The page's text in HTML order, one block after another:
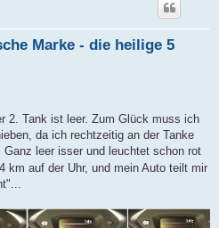
Marke - die heilige 5
2. Tank ist leer. Zum Glück muss ich
da ich rechtzeitig an der Tanke
leer isser und leuchtet schon rot
km auf der Uhr, und mein Auto teilt mir